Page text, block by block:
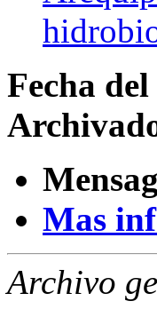
Fecha
Mas
Archivo